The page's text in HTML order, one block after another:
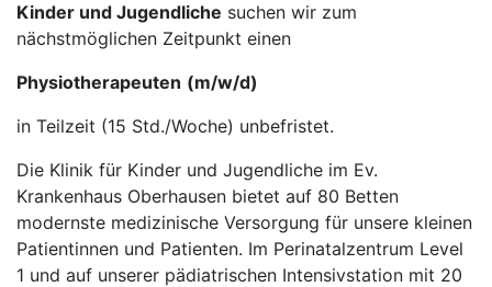
Kinder und Jugendliche suchen wir zum
nächstmöglichen Zeitpunkt einen
Physiotherapeuten (m/w/d)
in Teilzeit (15 Std./Woche) unbefristet.
Die Klinik für Kinder und Jugendliche im Ev.
Krankenhaus Oberhausen bietet auf 80 Betten
modernste medizinische Versorgung für unsere kleinen
Patientinnen und Patienten. Im Perinatalzentrum Level
1 und auf unserer pädiatrischen Intensivstation mit 20